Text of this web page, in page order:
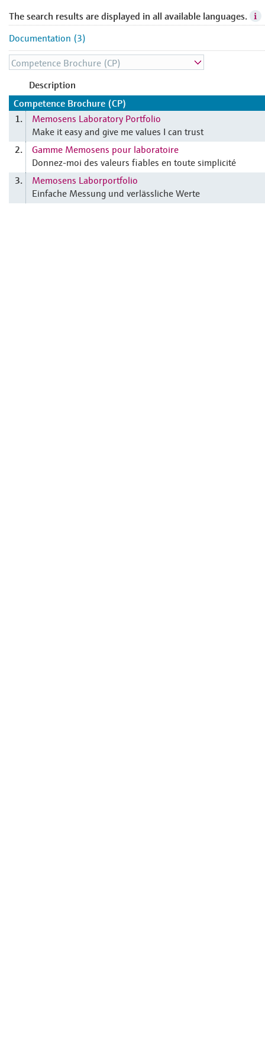
The search results are displayed in all available languages.
Documentation (3)
Description
Competence Brochure (CP)
1.
Memosens Laboratory Portfolio
Make it easy and give me values I can trust
2.
Gamme Memosens pour laboratoire
Donnez-moi des valeurs fiables en toute simplicité
3.
Memosens Laborportfolio
Einfache Messung und verlässliche Werte